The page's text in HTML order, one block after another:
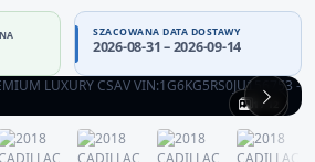
SZACOWANA DATA DOSTAWY
2026-08-31 – 2026-09-14
1 / 12